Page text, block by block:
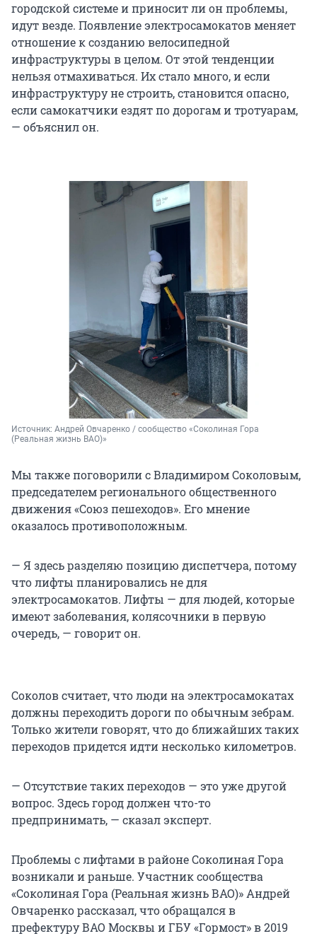
городской системе и приносит ли он проблемы,
идут везде. Появление электросамокатов меняет
отношение к созданию велосипедной
инфраструктуры в целом. От этой тенденции
нельзя отмахиваться. Их стало много, и если
инфраструктуру не строить, становится опасно,
если самокатчики ездят по дорогам и тротуарам,
— объяснил он.
Источник: Андрей Овчаренко / сообщество «Соколиная Гора
(Реальная жизнь ВАО)»
Мы также поговорили с Владимиром Соколовым,
председателем регионального общественного
движения «Союз пешеходов». Его мнение
оказалось противоположным.
— Я здесь разделяю позицию диспетчера, потому
что лифты планировались не для
электросамокатов. Лифты — для людей, которые
имеют заболевания, колясочники в первую
очередь, — говорит он.
Соколов считает, что люди на электросамокатах
должны переходить дороги по обычным зебрам.
Только жители говорят, что до ближайших таких
переходов придется идти несколько километров.
— Отсутствие таких переходов — это уже другой
вопрос. Здесь город должен что-то
предпринимать, — сказал эксперт.
Проблемы с лифтами в районе Соколиная Гора
возникали и раньше. Участник сообщества
«Соколиная Гора (Реальная жизнь ВАО)» Андрей
Овчаренко рассказал, что обращался в
префектуру ВАО Москвы и ГБУ «Гормост» в 2019